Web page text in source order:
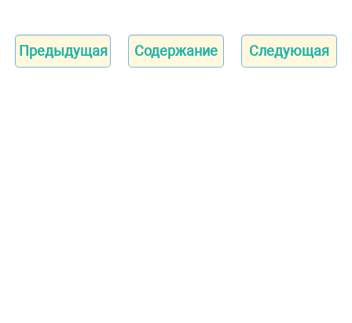
Предыдущая Содержание Следующая